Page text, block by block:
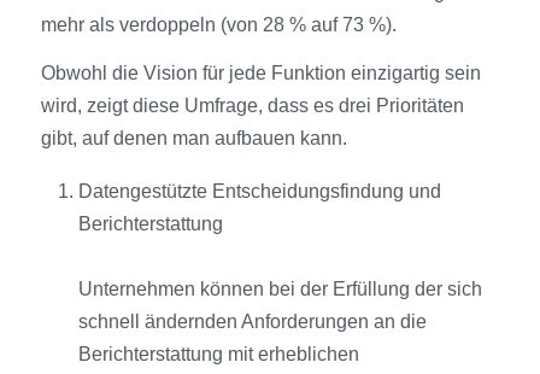
mehr als verdoppeln (von 28 % auf 73 %).
Obwohl die Vision für jede Funktion einzigartig sein
wird, zeigt diese Umfrage, dass es drei Prioritäten
gibt, auf denen man aufbauen kann.
Datengestützte Entscheidungsfindung und
Berichterstattung
Unternehmen können bei der Erfüllung der sich
schnell ändernden Anforderungen an die
Berichterstattung mit erheblichen